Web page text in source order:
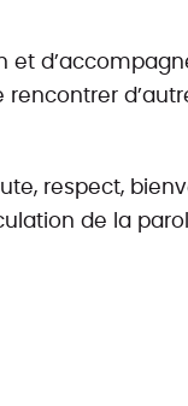
et
respect,
de la